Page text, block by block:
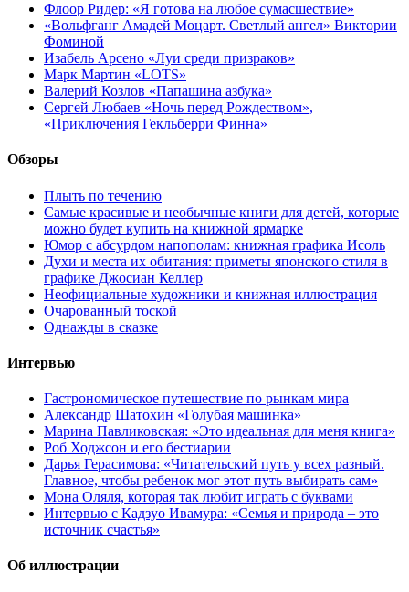
Флоор Ридер: «Я готова на любое сумасшествие»
«Вольфганг Амадей Моцарт. Светлый ангел» Виктории
Фоминой
Изабель Арсено «Луи среди призраков»
Марк Мартин «LOTS»
Валерий Козлов «Папашина азбука»
Сергей Любаев «Ночь перед Рождеством»,
«Приключения Гекльберри Финна»
Обзоры
Плыть по течению
Самые красивые и необычные книги для детей, которые
можно будет купить на книжной ярмарке
Юмор с абсурдом напополам: книжная графика Исоль
Духи и места их обитания: приметы японского стиля в
графике Джосиан Келлер
Неофициальные художники и книжная иллюстрация
Очарованный тоской
Однажды в сказке
Интервью
Гастрономическое путешествие по рынкам мира
Александр Шатохин «Голубая машинка»
Марина Павликовская: «Это идеальная для меня книга»
Роб Ходжсон и его бестиарии
Дарья Герасимова: «Читательский путь у всех разный.
Главное, чтобы ребенок мог этот путь выбирать сам»
Мона Оляля, которая так любит играть с буквами
Интервью с Кадзуо Ивамура: «Семья и природа – это
источник счастья»
Об иллюстрации